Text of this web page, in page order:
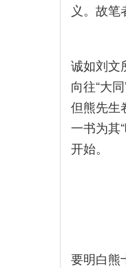
义。故笔
诚如刘
向往“大
但熊先生
一书为其
开始。
要明白熊